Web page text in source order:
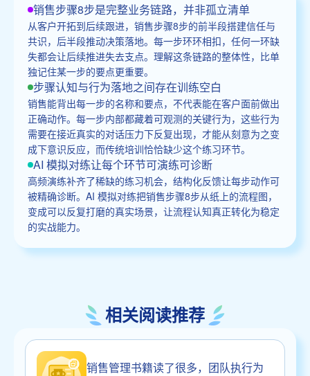
销售步骤8步是完整业务链路，并非孤立清单
从客户开拓到后续跟进，销售步骤8步的前半段搭建信任与
共识，后半段推动决策落地。每一步环环相扣，任何一环缺
失都会让后续推进失去支点。理解这条链路的整体性，比单
独记住某一步的要点更重要。
步骤认知与行为落地之间存在训练空白
销售能背出每一步的名称和要点，不代表能在客户面前做出
正确动作。每一步内部都藏着可观测的关键行为，这些行为
需要在接近真实的对话压力下反复出现，才能从刻意为之变
成下意识反应，而传统培训恰恰缺少这个练习环节。
AI 模拟对练让每个环节可演练可诊断
高频演练补齐了稀缺的练习机会，结构化反馈让每步动作可
被精确诊断。AI 模拟对练把销售步骤8步从纸上的流程图，
变成可以反复打磨的真实场景，让流程认知真正转化为稳定
的实战能力。
相关阅读推荐
销售管理书籍读了很多，团队执行为